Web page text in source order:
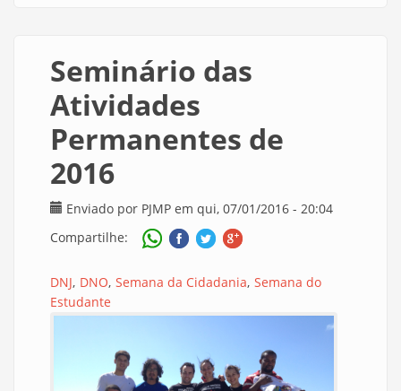
Seminário das
Atividades
Permanentes de
2016
Enviado por PJMP em qui, 07/01/2016 - 20:04
Compartilhe:
DNJ DNO Semana da Cidadania Semana do
Estudante